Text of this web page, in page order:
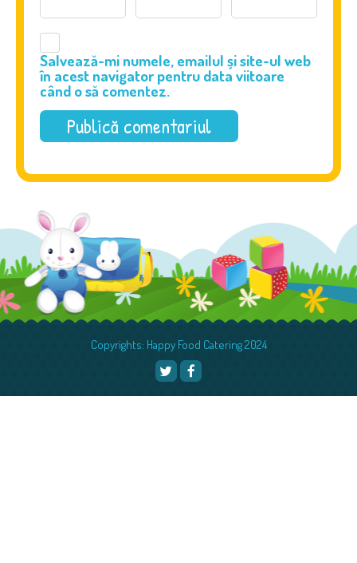
Salvează-mi numele, emailul și site-ul web
în acest navigator pentru data viitoare
când o să comentez.
Copyrights: Happy Food Catering 2024